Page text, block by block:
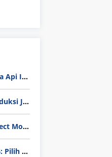
Gaji Karyawan PT KAI (Kereta Api Indonesia) Update 2025
Rata-Rata Gaji Operator Produksi Jabodetabek 2025: Bedah Tuntas UMK, Lemburan, dan Realita Hidup Buruh
Gaji Karyawan Honda Prospect Motor Semua Divisi
Gaji Operator Produksi 2026: Pilih PT Astra Honda Motor (AHM) atau Manufaktur di Jepang?